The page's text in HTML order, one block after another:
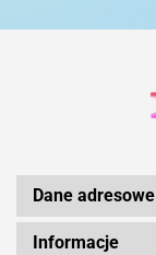
Dane adresowe
Informacje